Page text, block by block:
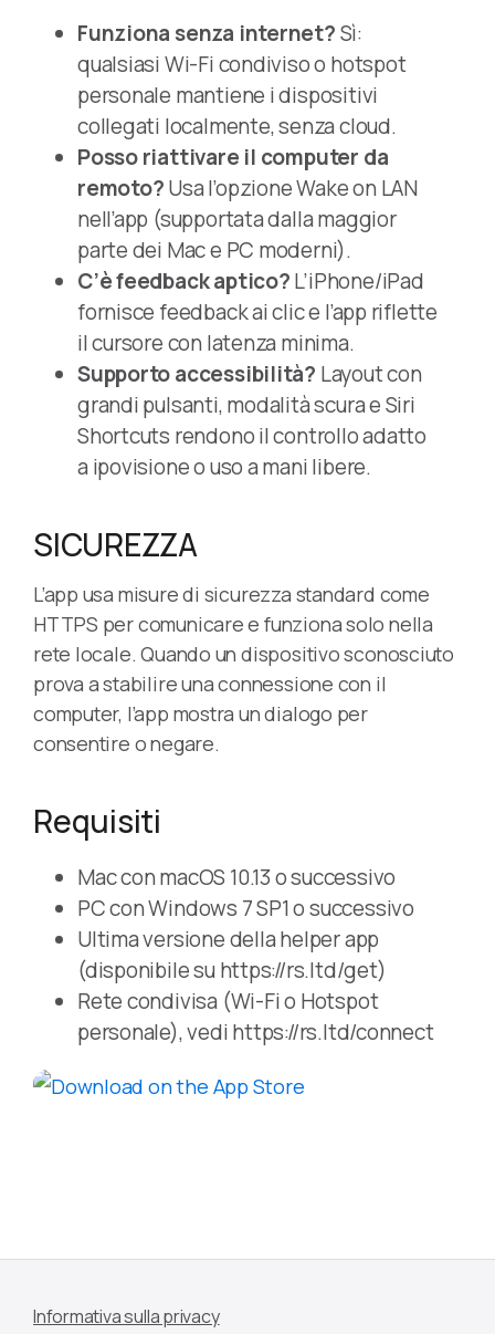
Funziona senza internet?Sì:
qualsiasi Wi-Fi condiviso o hotspot
personale mantiene i dispositivi
collegati localmente, senza cloud.
Posso riattivare il computer da
remoto?Usa l’opzione Wake on LAN
nell’app (supportata dalla maggior
parte dei Mac e PC moderni).
C’è feedback aptico?L’iPhone/iPad
fornisce feedback ai clic e l’app riflette
il cursore con latenza minima.
Supporto accessibilità? Layout con
grandi pulsanti, modalità scura e Siri
Shortcuts rendono il controllo adatto
a ipovisione o uso a mani libere.
SICUREZZA
L’app usa misure di sicurezza standard come
HTTPS per comunicare e funziona solo nella
rete locale. Quando un dispositivo sconosciuto
prova a stabilire una connessione con il
computer, l’app mostra un dialogo per
consentire o negare.
Requisiti
Mac con macOS 10.13 o successivo
PC con Windows 7 SP1 o successivo
Ultima versione della helper app
(disponibile su https://rs.ltd/get)
Rete condivisa (Wi-Fi o Hotspot
personale), vedi https://rs.ltd/connect
Informativa sulla privacy